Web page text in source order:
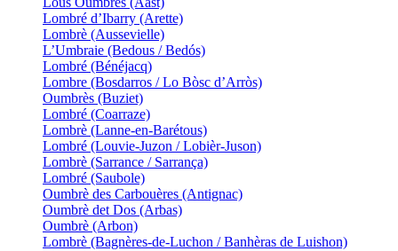
Lombré d’Ibarry (Arette)
Lombrè (Aussevielle)
L’Umbraie (Bedous / Bedós)
Lombré (Bénéjacq)
Lombre (Bosdarros / Lo Bòsc d’Arròs)
Oumbrès (Buziet)
Lombré (Coarraze)
Lombrè (Lanne-en-Barétous)
Lombré (Louvie-Juzon / Lobièr-Juson)
Lombrè (Sarrance / Sarrança)
Lombré (Saubole)
Oumbrè des Carbouères (Antignac)
Oumbrè det Dos (Arbas)
Oumbrè (Arbon)
Lombrè (Bagnères-de-Luchon / Banhèras de Luishon)